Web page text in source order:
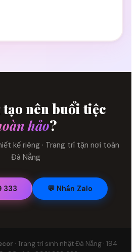
tạo nên buổi tiệc
hảo?
kế riêng · Trang trí tận nơi toàn
Đà Nẵng
333 💬 Nhắn Zalo
· Trang trí sinh nhật Đà Nẵng · 194